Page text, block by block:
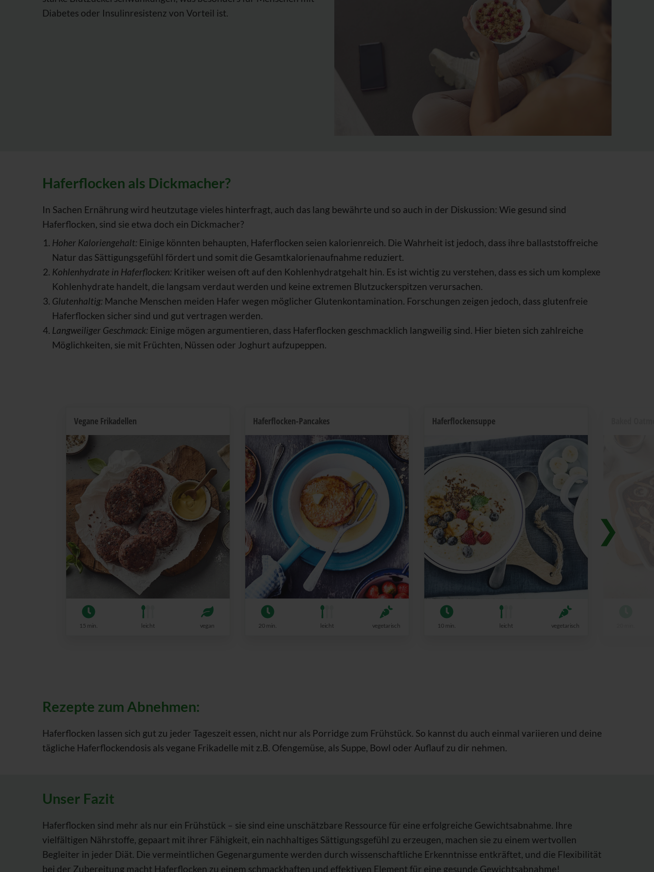
Diabetes oder Insulinresistenz von Vorteil ist.
Haferflocken als Dickmacher?
In Sachen Ernährung wird heutzutage vieles hinterfragt, auch das lang bewährte und so auch in der Diskussion: Wie gesund sind
Haferflocken, sind sie etwa doch ein Dickmacher?
Hoher Kaloriengehalt: Einige könnten behaupten, Haferflocken seien kalorienreich. Die Wahrheit ist jedoch, dass ihre ballaststoffreiche
Natur das Sättigungsgefühl fördert und somit die Gesamtkalorienaufnahme reduziert.
Kohlenhydrate in Haferflocken: Kritiker weisen oft auf den Kohlenhydratgehalt hin. Es ist wichtig zu verstehen, dass es sich um komplexe
Kohlenhydrate handelt, die langsam verdaut werden und keine extremen Blutzuckerspitzen verursachen.
Glutenhaltig: Manche Menschen meiden Hafer wegen möglicher Glutenkontamination. Forschungen zeigen jedoch, dass glutenfreie
Haferflocken sicher sind und gut vertragen werden.
Langweiliger Geschmack: Einige mögen argumentieren, dass Haferflocken geschmacklich langweilig sind. Hier bieten sich zahlreiche
Möglichkeiten, sie mit Früchten, Nüssen oder Joghurt aufzupeppen.
Vegane Frikadellen
15 min. leicht vegan
Haferflocken-Pancakes
20 min. leicht vegetarisch
Haferflockensuppe
10 min. leicht vegetarisch
Rezepte zum Abnehmen:
Haferflocken lassen sich gut zu jeder Tageszeit essen, nicht nur als Porridge zum Frühstück. So kannst du auch einmal variieren und deine
tägliche Haferflockendosis als vegane Frikadelle mit z.B. Ofengemüse, als Suppe, Bowl oder Auflauf zu dir nehmen.
Unser Fazit
Haferflocken sind mehr als nur ein Frühstück – sie sind eine unschätzbare Ressource für eine erfolgreiche Gewichtsabnahme. Ihre
vielfältigen Nährstoffe, gepaart mit ihrer Fähigkeit, ein nachhaltiges Sättigungsgefühl zu erzeugen, machen sie zu einem wertvollen
Begleiter in jeder Diät. Die vermeintlichen Gegenargumente werden durch wissenschaftliche Erkenntnisse entkräftet, und die Flexibilität
bei der Zubereitung macht Haferflocken zu einem schmackhaften und effektiven Element für eine gesunde Gewichtsabnahme!